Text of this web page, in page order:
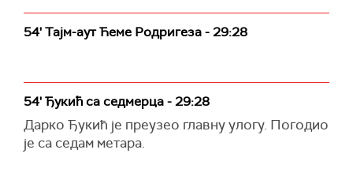
54' Тајм-аут Ћеме Родригеза - 29:28
54' Ђукић са седмерца - 29:28
Дарко Ђукић је преузео главну улогу. Погодио
је са седам метара.